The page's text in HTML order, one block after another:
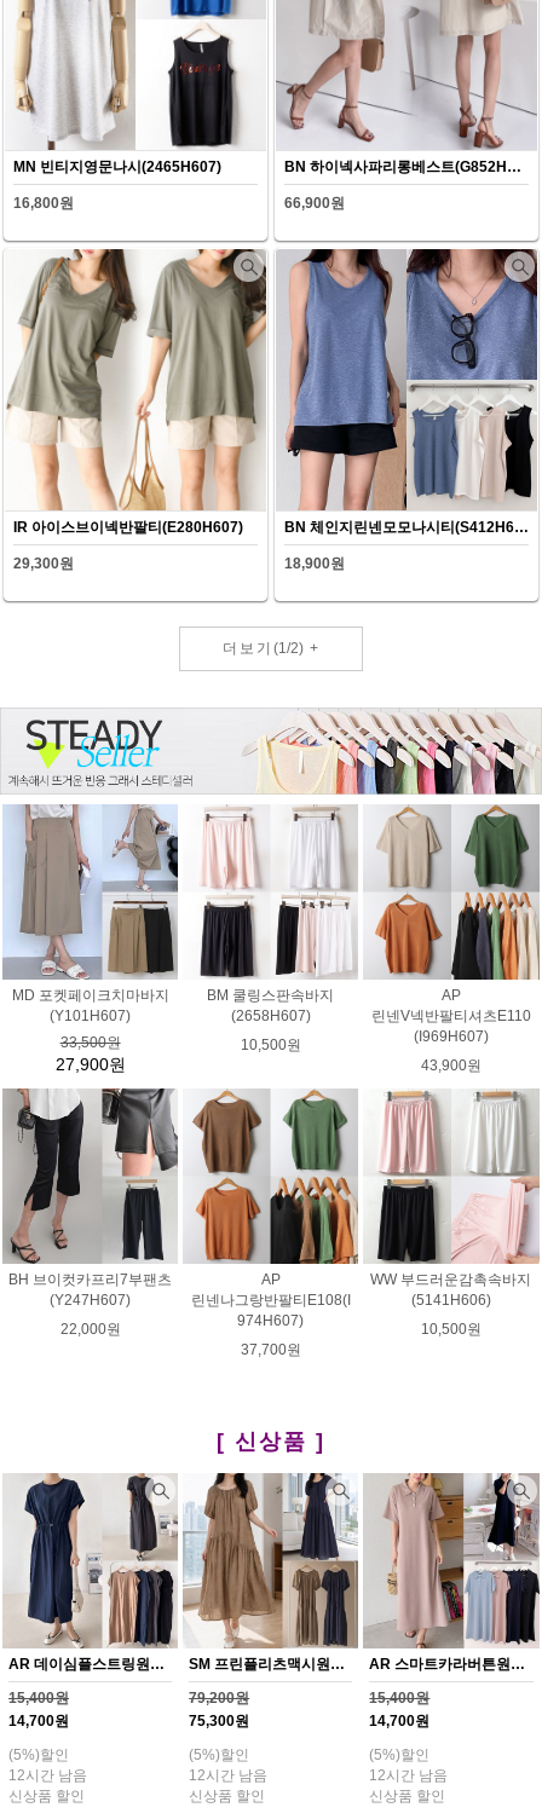
MN 빈티지영문나시(2465H607)
16,800원
BN 하이넥사파리롱베스트(G852H607)
66,900원
IR 아이스브이넥반팔티(E280H607)
29,300원
BN 체인지린넨모모나시티(S412H607)
18,900원
더보기 (1/2)+
MD 포켓페이크치마바지
(Y101H607)
33,500원
27,900원
BM 쿨링스판속바지
(2658H607)
10,500원
AP
린넨V넥반팔티셔츠E110
(I969H607)
43,900원
BH 브이컷카프리7부팬츠
(Y247H607)
22,000원
AP
린넨나그랑반팔티E108(I
974H607)
37,700원
WW 부드러운감촉속바지
(5141H606)
10,500원
[ 신상품 ]
AR 데이심플스트링원피스(Y371H608)
15,400원
14,700원
(5%)할인
12시간 남음
신상품 할인
SM 프린플리츠맥시원피스(Y369H608)
79,200원
75,300원
(5%)할인
12시간 남음
신상품 할인
AR 스마트카라버튼원피스(Y370H608)
15,400원
14,700원
(5%)할인
12시간 남음
신상품 할인